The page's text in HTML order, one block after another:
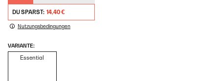
DU SPARST: 14,40 €
Nutzungsbedingungen
VARIANTE:
Essential